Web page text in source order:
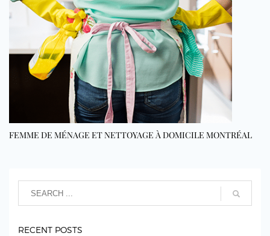
FEMME DE MÉNAGE ET NETTOYAGE À DOMICILE MONTRÉAL
RECENT POSTS